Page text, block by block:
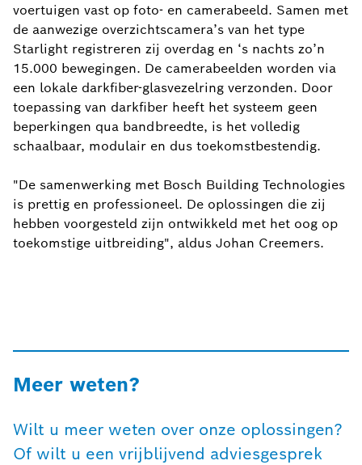
voertuigen vast op foto- en camerabeeld. Samen met
de aanwezige overzichtscamera’s van het type
Starlight registreren zij overdag en ‘s nachts zo’n
15.000 bewegingen. De camerabeelden worden via
een lokale darkfiber-glasvezelring verzonden. Door
toepassing van darkfiber heeft het systeem geen
beperkingen qua bandbreedte, is het volledig
schaalbaar, modulair en dus toekomstbestendig.
"De samenwerking met Bosch Building Technologies
is prettig en professioneel. De oplossingen die zij
hebben voorgesteld zijn ontwikkeld met het oog op
toekomstige uitbreiding", aldus Johan Creemers.
Meer weten?
Wilt u meer weten over onze oplossingen?
Of wilt u een vrijblijvend adviesgesprek